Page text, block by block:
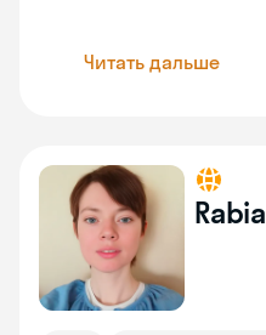
Читать дальше
Rabia